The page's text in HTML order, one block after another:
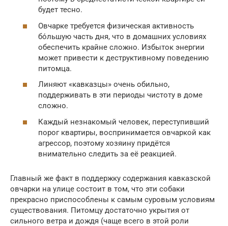
будет тесно.
Овчарке требуется физическая активность
бо́льшую часть дня, что в домашних условиях
обеспечить крайне сложно. Избыток энергии
может привести к деструктивному поведению
питомца.
Линяют «кавказцы» очень обильно,
поддерживать в эти периоды чистоту в доме
сложно.
Каждый незнакомый человек, переступивший
порог квартиры, воспринимается овчаркой как
агрессор, поэтому хозяину придётся
внимательно следить за её реакцией.
Главный же факт в поддержку содержания кавказской
овчарки на улице состоит в том, что эти собаки
прекрасно приспособлены к самым суровым условиям
существования. Питомцу достаточно укрытия от
сильного ветра и дождя (чаще всего в этой роли